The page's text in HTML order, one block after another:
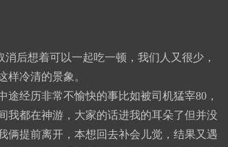
后想着可以一起吃一顿，我们人又很少，
冷清的景象。
经历非常不愉快的事比如被司机猛宰80，
我都在神游，大家的话进我的耳朵了但并没
俩提前离开，本想回去补会儿觉，结果又遇